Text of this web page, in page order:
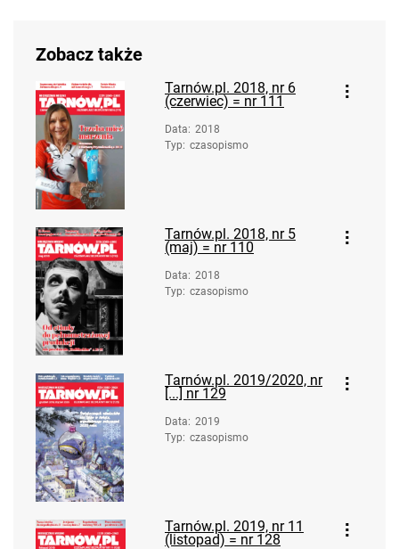
Zobacz także
Tarnów.pl. 2018, nr 6
(czerwiec) = nr 111
Data: 2018
Typ: czasopismo
Tarnów.pl. 2018, nr 5
(maj) = nr 110
Data: 2018
Typ: czasopismo
Tarnów.pl. 2019/2020, nr
[...] nr 129
Data: 2019
Typ: czasopismo
Tarnów.pl. 2019, nr 11
(listopad) = nr 128